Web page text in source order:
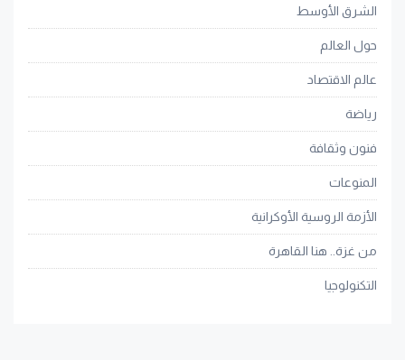
الشرق الأوسط
حول العالم
عالم الاقتصاد
رياضة
فنون وثقافة
المنوعات
الأزمة الروسية الأوكرانية
من غزة.. هنا القاهرة
التكنولوجيا